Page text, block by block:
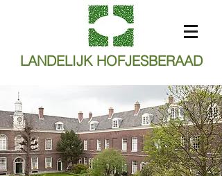
LANDELIJK HOFJESBERAAD